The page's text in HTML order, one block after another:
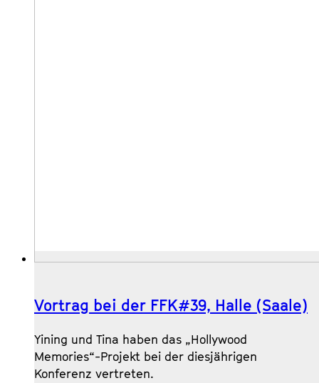
Vortrag bei der FFK#39, Halle (Saale)
Yining und Tina haben das „Hollywood
Memories“-Projekt bei der diesjährigen
Konferenz vertreten.